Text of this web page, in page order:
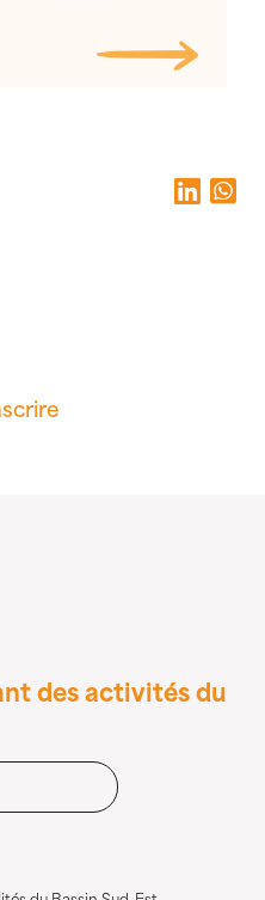
des activités du